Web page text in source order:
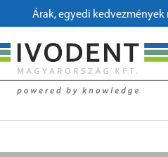
Árak, egyedi kedvezmények